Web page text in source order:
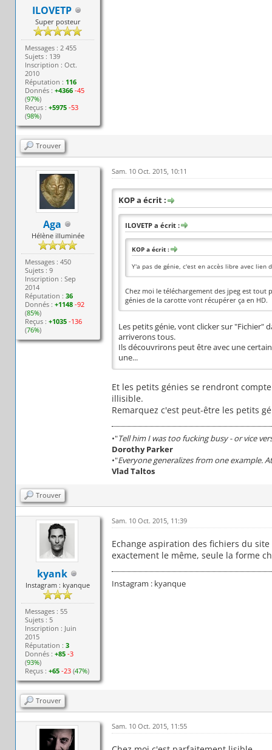
ILOVETP
Super posteur
Messages : 2 455
Sujets : 139
Inscription : Oct.
2010
Réputation : 116
Donnés :+4366 -45
(97%)
Reçus :+5975 -53
(98%)
Trouver
Aga
Hélène illuminée
Messages : 450
Sujets : 9
Inscription : Sep
2014
Réputation :36
Donnés :+1148 -92
(85%)
Reçus :+1035 -136
(76%)
Sam. 10 Oct. 2015, 10:11
KOP a écrit :
ILOVETP a écrit :
KOP a écrit :
Y'a pas de génie, c'est en accès libre avec lien
Chez moi le téléchargement des jpeg est
génies de la carotte vont récupérer ça en HD.
Les petits génie, vont clicker sur "Fichier"
arriverons tous.
Ils découvrirons peut être avec une
une...
Et les petits génies se rendront
illisible.
Remarquez c'est peut-être les petits
•"Tell him I was too fucking busy - or vice
Dorothy Parker
•"Everyone generalizes from one example.
Vlad Taltos
Trouver
kyank
Instagram : kyanque
Messages : 55
Sujets : 5
Inscription : Juin
2015
Réputation :3
Donnés :+85 -3
(93%)
Reçus :+65 -23 (47%)
Sam. 10 Oct. 2015, 11:39
Echange aspiration des fichiers du
exactement le même, seule la forme
Instagram : kyanque
Trouver
Sam. 10 Oct. 2015, 11:55